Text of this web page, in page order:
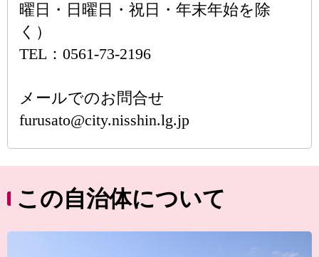
曜日・日曜日・祝日・年末年始を除
く）
TEL：0561-73-2196
メールでのお問合せ
furusato@city.nisshin.lg.jp
この自治体について